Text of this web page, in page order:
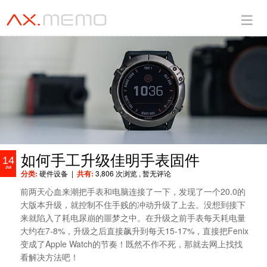
14
Jul 如何手工升级佳明手表固件
分类: 硬件设备 | 共有: 3,806 次浏览 , 暂无评论
前两天心血来潮把手表和电脑连接了一下，发现了一个20.0的
大版本升级，就控制不住手贱的冲动升级了上去。没想到接下
来就陷入了耗电尿崩的噩梦之中。在升级之前手表每天耗电量
大约在7-8%，升级之后直接飙升到每天15-17%，直接把Fenix
变成了Apple Watch的节奏！既然不作不死，那就去网上找找
看解决方法吧！